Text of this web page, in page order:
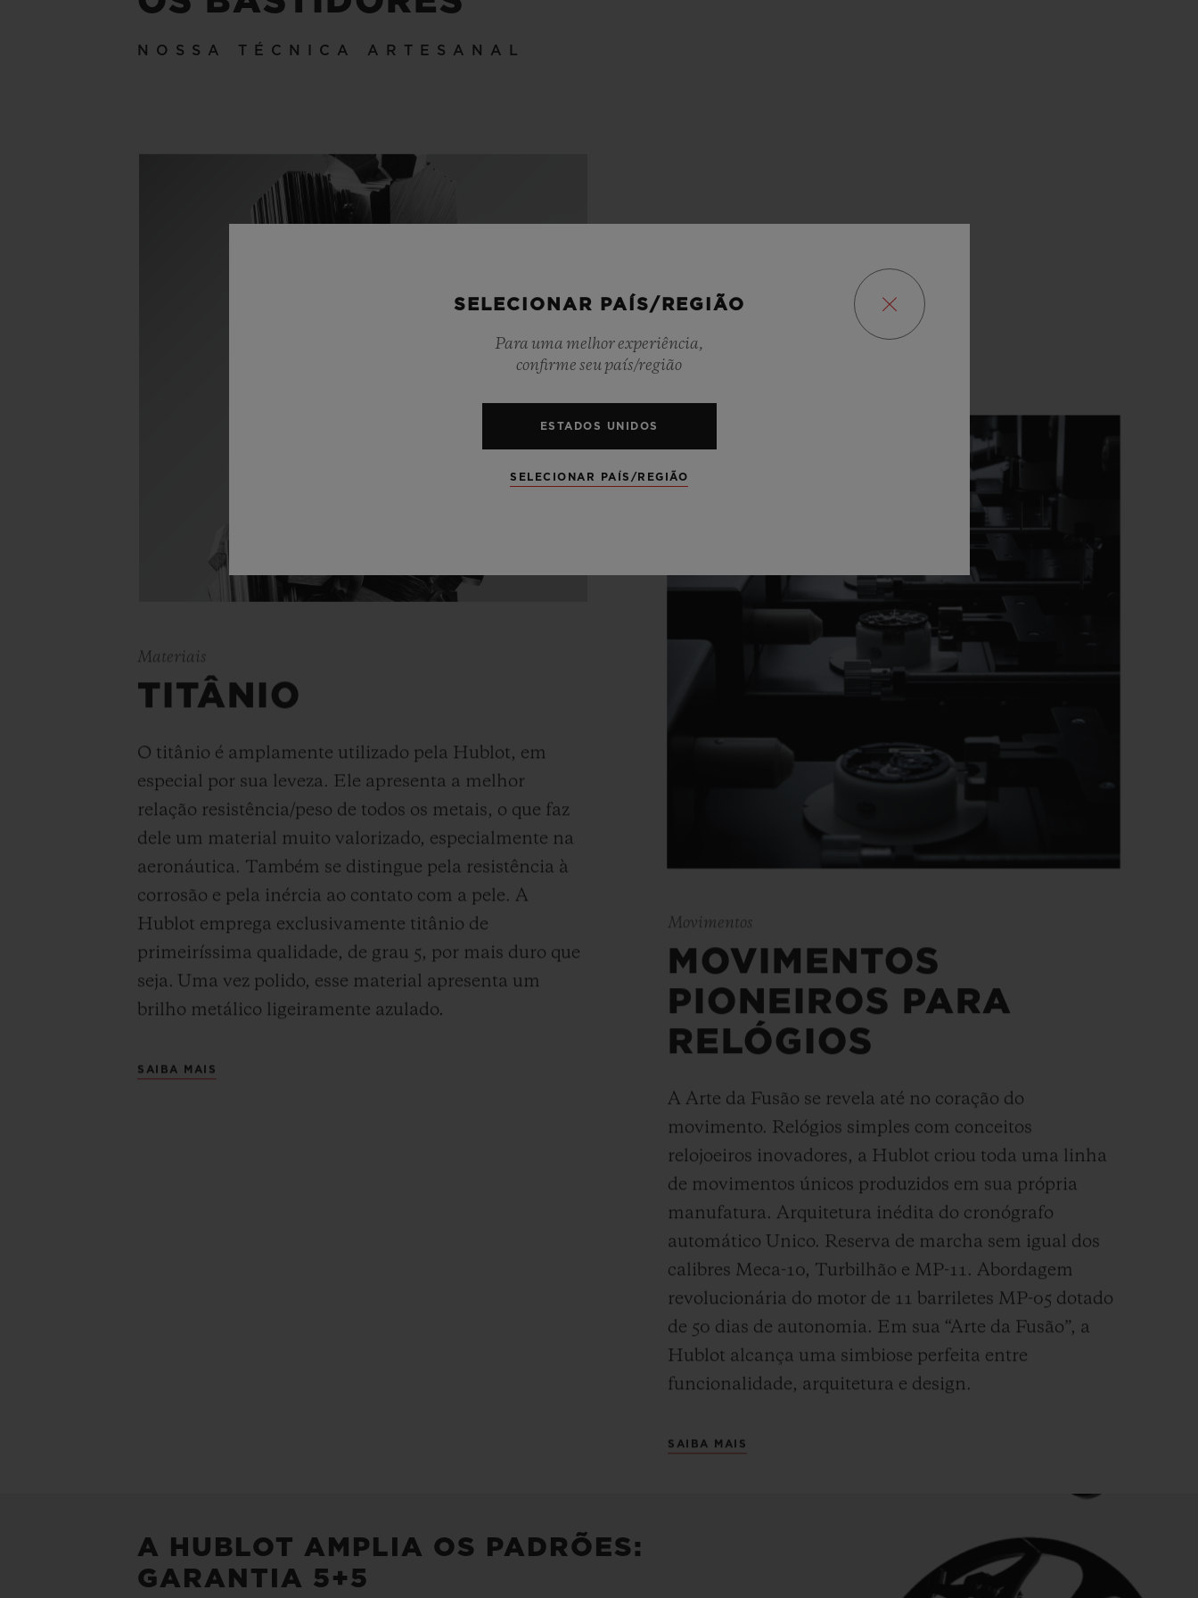
NOSSA TÉCNICA ARTESANAL
Materiais
TITÂNIO
O titânio é amplamente utilizado pela Hublot, em
especial por sua leveza. Ele apresenta a melhor
relação resistência/peso de todos os metais, o que faz
dele um material muito valorizado, especialmente na
aeronáutica. Também se distingue pela resistência à
corrosão e pela inércia ao contato com a pele. A
Hublot emprega exclusivamente titânio de
primeiríssima qualidade, de grau 5, por mais duro que
seja. Uma vez polido, esse material apresenta um
brilho metálico ligeiramente azulado.
SAIBA MAIS
Movimentos
MOVIMENTOS
PIONEIROS PARA
RELÓGIOS
A Arte da Fusão se revela até no coração do
movimento. Relógios simples com conceitos
relojoeiros inovadores, a Hublot criou toda uma linha
de movimentos únicos produzidos em sua própria
manufatura. Arquitetura inédita do cronógrafo
automático Unico. Reserva de marcha sem igual dos
calibres Meca-10, Turbilhão e MP-11. Abordagem
revolucionária do motor de 11 barriletes MP-05 dotado
de 50 dias de autonomia. Em sua “Arte da Fusão”, a
Hublot alcança uma simbiose perfeita entre
funcionalidade, arquitetura e design.
SAIBA MAIS
A HUBLOT AMPLIA OS PADRÕES:
GARANTIA 5+5
SELECIONAR PAÍS/REGIÃO
Para uma melhor experiência,
confirme seu país/região
ESTADOS UNIDOS
SELECIONAR PAÍS/REGIÃO